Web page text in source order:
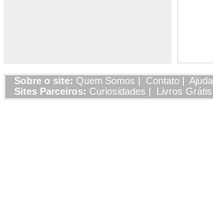
Sobre o site: Quem Somos | Contato | Ajuda
Sites Parceiros: Curiosidades | Livros Grátis